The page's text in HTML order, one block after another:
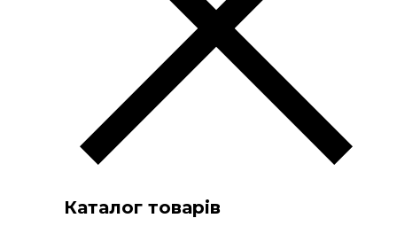
Каталог товарів